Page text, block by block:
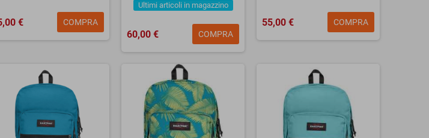
€ COMPRA
Ultimi articoli in magazzino
60,00 € COMPRA
55,00 € COMPRA